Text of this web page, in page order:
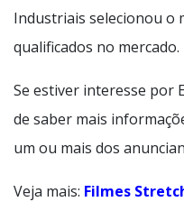
Industriais selecionou o
qualificados no mercado.
Se estiver interesse por
de saber mais
um ou mais dos
Veja mais: Filmes